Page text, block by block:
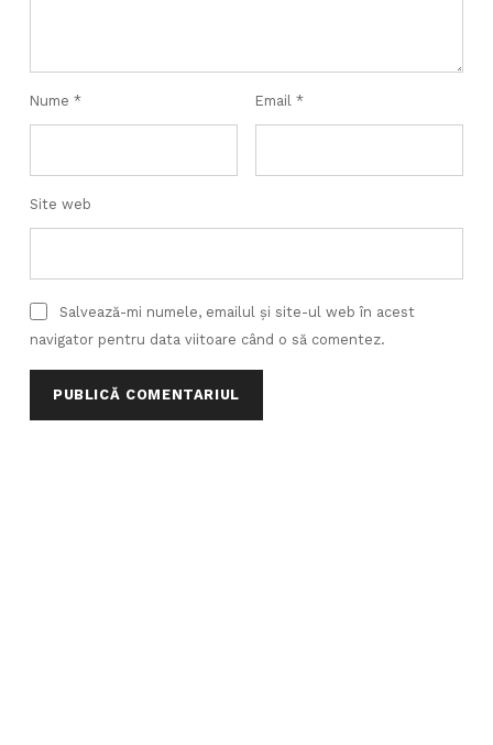
Nume * Email *
Site web
Salvează-mi numele, emailul și site-ul web în acest
navigator pentru data viitoare când o să comentez.